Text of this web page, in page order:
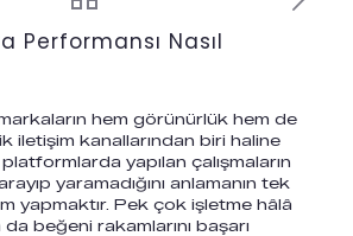
Performansı Nasıl
hem görünürlük hem de
iletişim kanallarından biri haline
yapılan çalışmaların
yaramadığını anlamanın tek
yapmaktır. Pek çok işletme hâlâ
beğeni rakamlarını başarı